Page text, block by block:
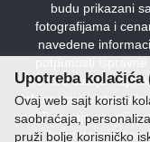
budu prikazani
fotografijama i
navedene
proveru stanja i
informacije o stanju
upit. Plaćanje se vrši
bezgotovinski po
Upotreba kolačića
Ovaj web sajt koristi
saobraćaja,
pruži bolje korisničko